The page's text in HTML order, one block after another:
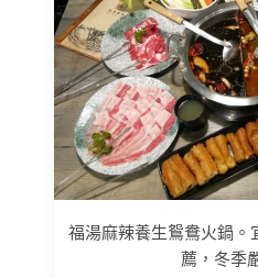
福湯麻辣養生鴛鴦火鍋。
薦，冬季